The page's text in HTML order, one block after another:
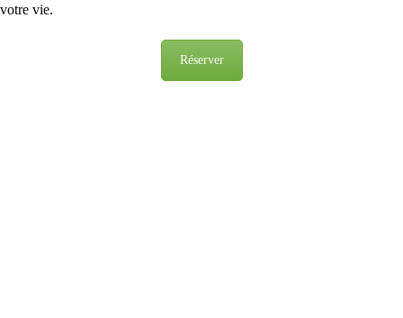
votre vie.
Réserver